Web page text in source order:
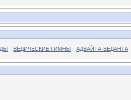
ВЕДИЧЕСКИЕ ГИМНЫ АДВАЙТА-ВЕДАНТА